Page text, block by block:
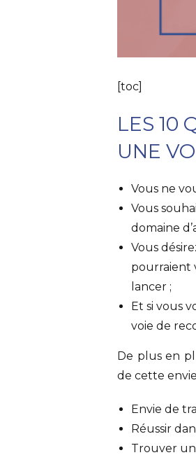
[toc]
LES 10
UNE
Vous ne
Vous
domaine
Vous
pourraient
lancer ;
Et si vous
voie de
De plus en
de cette
Envie de
Réussir
Trouver un